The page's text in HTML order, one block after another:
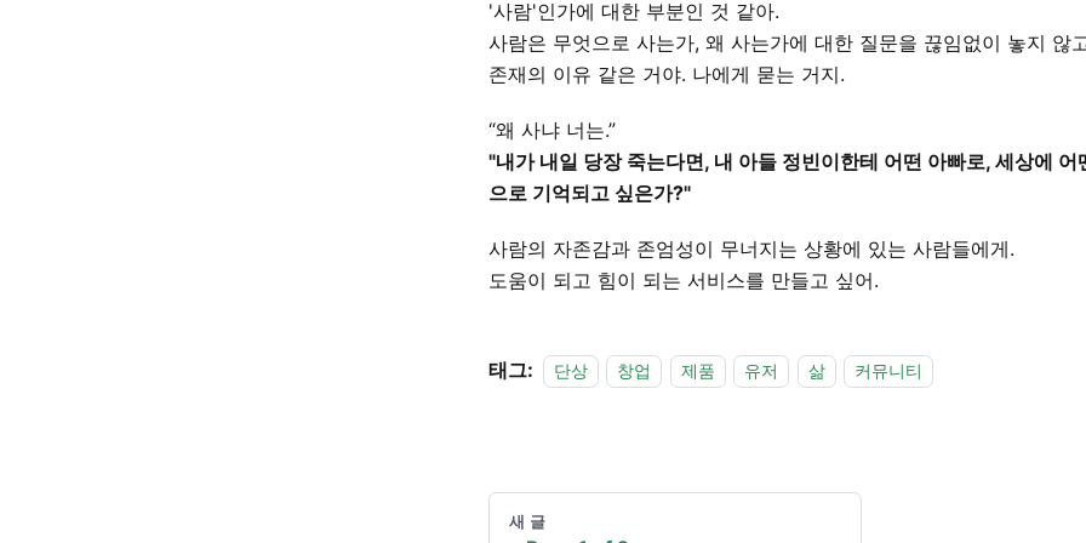
'사람'인가에 대한 부분인 것 같아.
사람은 무엇으로 사는가, 왜 사는가에 대한 질문을 끊임없이 놓지 않
존재의 이유 같은 거야. 나에게 묻는 거지.
“왜 사냐 너는.”
"내가 내일 당장 죽는다면, 내 아들 정빈이한테 어떤 아빠로, 세상에 어
으로 기억되고 싶은가?"
사람의 자존감과 존엄성이 무너지는 상황에 있는 사람들에게.
도움이 되고 힘이 되는 서비스를 만들고 싶어.
태그: 단상 창업 제품 유저 삶 커뮤니티
새 글